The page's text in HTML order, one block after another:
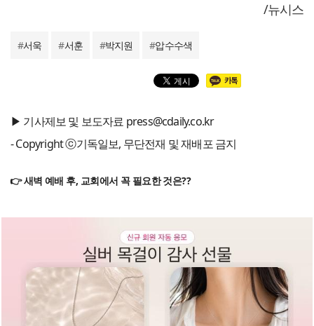
/뉴시스
#서욱 #서훈 #박지원 #압수수색
▶ 기사제보 및 보도자료 press@cdaily.co.kr
- Copyright ⓒ기독일보, 무단전재 및 재배포 금지
👉 새벽 예배 후, 교회에서 꼭 필요한 것은??